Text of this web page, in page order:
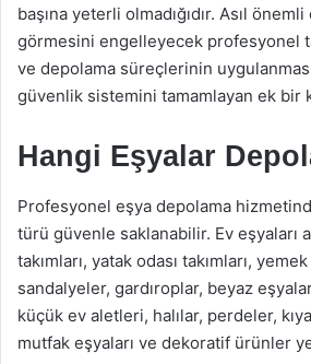
başına yeterli olmadığıdır. Asıl
görmesini engelleyecek profesyonel
ve depolama süreçlerinin
güvenlik sistemini tamamlayan ek bir
Hangi Eşyalar
Profesyonel eşya depolama
türü güvenle saklanabilir. Ev eşyaları
takımları, yatak odası takımları,
sandalyeler, gardıroplar, beyaz
küçük ev aletleri, halılar, perdeler,
mutfak eşyaları ve dekoratif ürünler